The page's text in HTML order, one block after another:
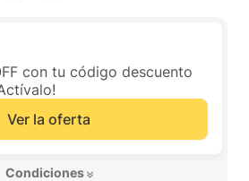
con tu código descuento
Ver la oferta
Condiciones